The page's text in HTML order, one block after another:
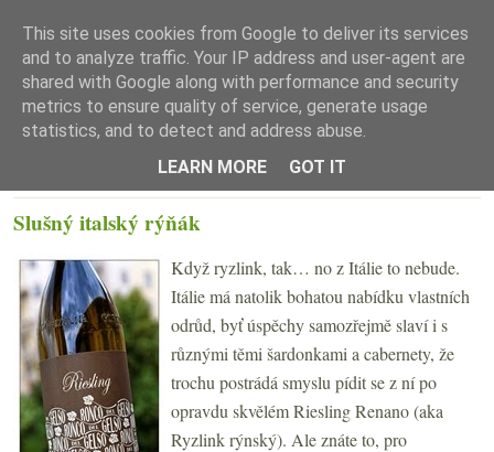
☰ Menu
Slušný italský rýňák
Když ryzlink, tak… no z Itálie to nebude.
Itálie má natolik bohatou nabídku vlastních
odrůd, byť úspěchy samozřejmě slaví i s
různými těmi šardonkami a cabernety, že
trochu postrádá smyslu pídit se z ní po
opravdu skvělém Riesling Renano (aka
Ryzlink rýnský). Ale znáte to, pro
This site uses cookies from Google to deliver its services
and to analyze traffic. Your IP address and user-agent are
shared with Google along with performance and security
metrics to ensure quality of service, generate usage
statistics, and to detect and address abuse.
LEARN MORE
GOT IT